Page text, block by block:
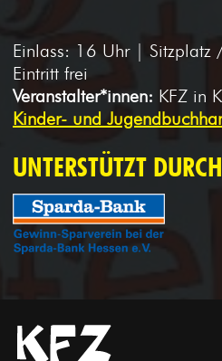
Einlass: 16 Uhr | Sitzplatz
Eintritt frei
Veranstalter*innen: KFZ in
Kinder- und
UNTERSTÜTZT DURCH